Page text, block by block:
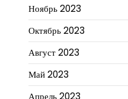
Ноябрь 2023
Октябрь 2023
Август 2023
Май 2023
Апрель 2023